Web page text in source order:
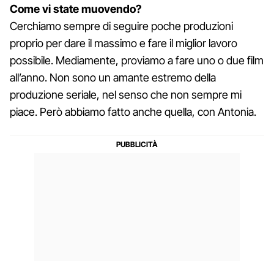
Come vi state muovendo?
Cerchiamo sempre di seguire poche produzioni
proprio per dare il massimo e fare il miglior lavoro
possibile. Mediamente, proviamo a fare uno o due film
all’anno. Non sono un amante estremo della
produzione seriale, nel senso che non sempre mi
piace. Però abbiamo fatto anche quella, con Antonia.